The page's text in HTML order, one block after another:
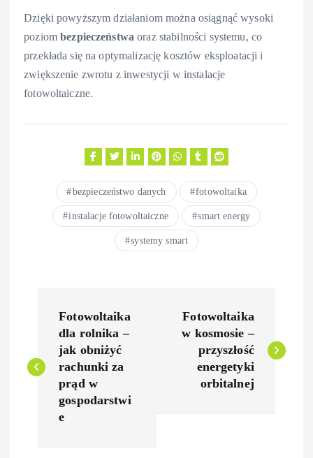
Dzięki powyższym działaniom można osiągnąć wysoki
poziombezpieczeństwa oraz stabilności systemu, co
przekłada się na optymalizację kosztów eksploatacji i
zwiększenie zwrotu z inwestycji w instalacje
fotowoltaiczne.
bezpieczeństwo danych fotowoltaika
instalacje fotowoltaiczne smart energy
systemy smart
w
Fotowoltaika
dla rolnika –
jak obniżyć
rachunki za
prąd w
gospodarstwi
e
Fotowoltaika
w kosmosie –
przyszłość
energetyki
orbitalnej